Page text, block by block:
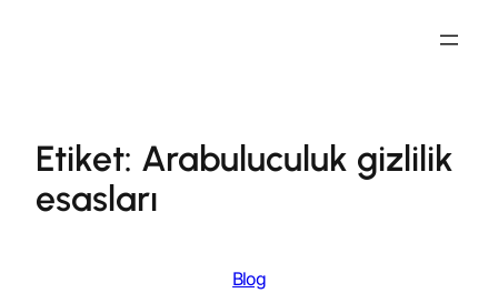
Etiket: Arabuluculuk gizlilik
esasları
Blog